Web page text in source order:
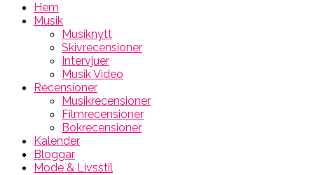
Hem
Musik
Musiknytt
Skivrecensioner
Intervjuer
Musik Video
Recensioner
Musikrecensioner
Filmrecensioner
Bokrecensioner
Kalender
Bloggar
Mode & Livsstil